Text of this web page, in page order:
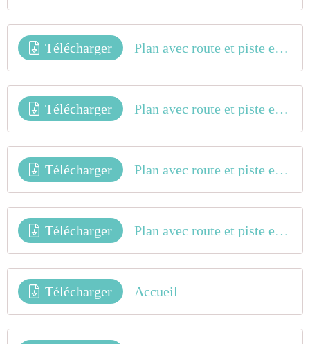
Télécharger Plan avec route et piste espace pilotes Pilotes
Télécharger Plan avec route et piste espace pilotes Officiels
Télécharger Plan avec route et piste espace pilotes Camping Car
Télécharger Plan avec route et piste espace pilotes Arbitres
Télécharger Accueil